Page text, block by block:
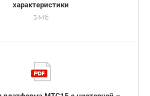
характеристики
5 Мб